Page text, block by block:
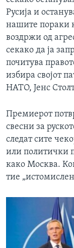
Русија и
нашите пораки
воздржи од
секако да ја
почитува
избира својот
НАТО, Јенс
Премиерот
свесни за
следат сите
или политички
како Москва.
тие